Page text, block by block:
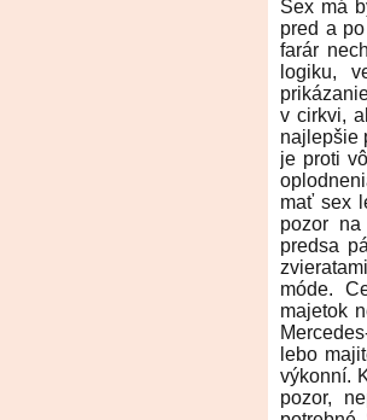
Sex má
pred a
farár
logiku,
v cirkvi,
najlepšie
je proti
mať sex
pozor
predsa
móde.
majetok
lebo
výkonní.
pozor,